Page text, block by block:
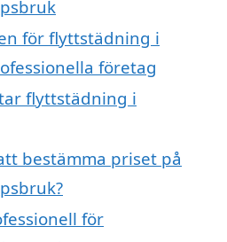
för flyttstädning i
företag
flyttstädning i
bestämma priset på
för